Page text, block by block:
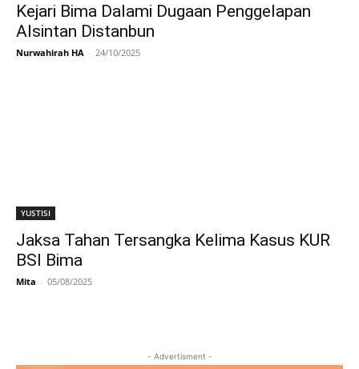
Kejari Bima Dalami Dugaan Penggelapan
Alsintan Distanbun
Nurwahirah HA - 24/10/2025
YUSTISI
Jaksa Tahan Tersangka Kelima Kasus KUR
BSI Bima
Mita - 05/08/2025
- Advertisment -